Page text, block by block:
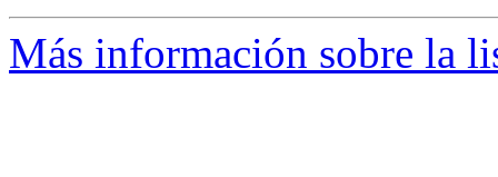
Más información sobre la